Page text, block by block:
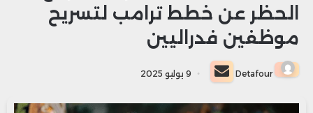
الحظر عن خطط ترامب لتسريح
موظفين فدراليين
Detafour
أرسل
بريدا
إلكترونيا
9 يوليو 2025